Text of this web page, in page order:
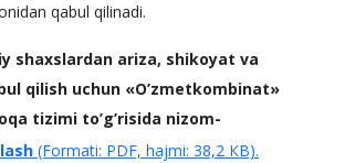
qabul qilinadi.
shaxslardan ariza, shikoyat va
qilish uchun «O’zmеtkombinat»
tizimi to’g’risida nizom-
(Formati: PDF, hajmi: 38,2 КB).